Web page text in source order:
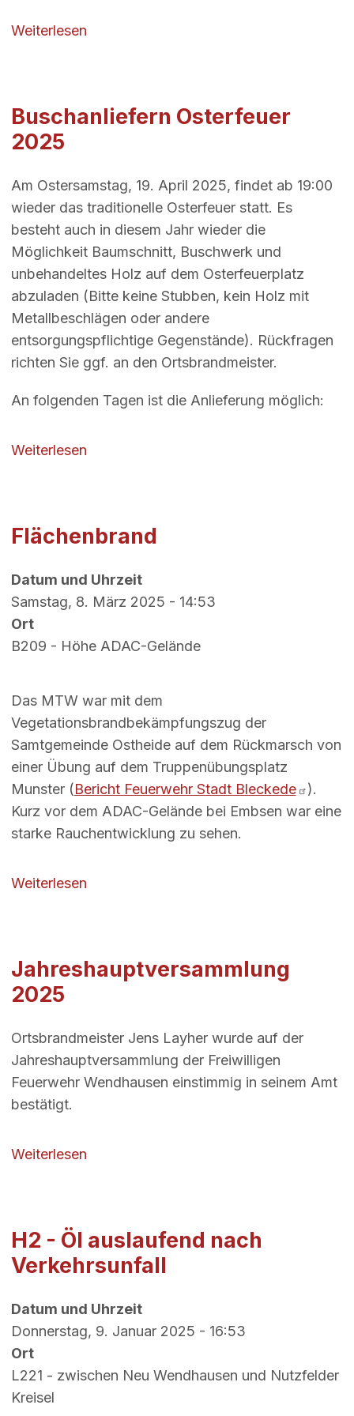
Weiterlesenüber Gemeinschaft und Wettbewerb –
Buschanliefern Osterfeuer
2025
Am Ostersamstag, 19. April 2025, findet ab 19:00
wieder das traditionelle Osterfeuer statt. Es
besteht auch in diesem Jahr wieder die
Möglichkeit Baumschnitt, Buschwerk und
unbehandeltes Holz auf dem Osterfeuerplatz
abzuladen (Bitte keine Stubben, kein Holz mit
Metallbeschlägen oder andere
entsorgungspflichtige Gegenstände). Rückfragen
richten Sie ggf. an den Ortsbrandmeister.
An folgenden Tagen ist die Anlieferung möglich:
Weiterlesenüber Buschanliefern Osterfeuer 2025
Flächenbrand
Datum und Uhrzeit
Samstag, 8. März 2025 - 14:53
Ort
B209 - Höhe ADAC-Gelände
Das MTW war mit dem
Vegetationsbrandbekämpfungszug der
Samtgemeinde Ostheide auf dem Rückmarsch von
einer Übung auf dem Truppenübungsplatz
Munster (Bericht Feuerwehr Stadt Bleckede
).
Kurz vor dem ADAC-Gelände bei Embsen war eine
starke Rauchentwicklung zu sehen.
Weiterlesenüber Flächenbrand
Jahreshauptversammlung
2025
Ortsbrandmeister Jens Layher wurde auf der
Jahreshauptversammlung der Freiwilligen
Feuerwehr Wendhausen einstimmig in seinem Amt
bestätigt.
Weiterlesenüber Jahreshauptversammlung 2025
H2 - Öl auslaufend nach
Verkehrsunfall
Datum und Uhrzeit
Donnerstag, 9. Januar 2025 - 16:53
Ort
L221 - zwischen Neu Wendhausen und Nutzfelder
Kreisel